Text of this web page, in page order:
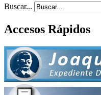
Buscar...
Accesos Rápidos